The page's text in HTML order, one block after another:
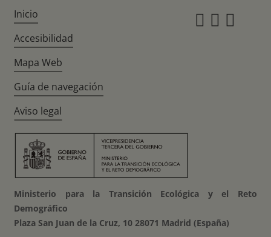
Inicio
Accesibilidad
Mapa Web
Guía de navegación
Aviso legal
Ministerio para la Transición Ecológica y el Reto
Demográfico
Plaza San Juan de la Cruz, 10 28071 Madrid (España)